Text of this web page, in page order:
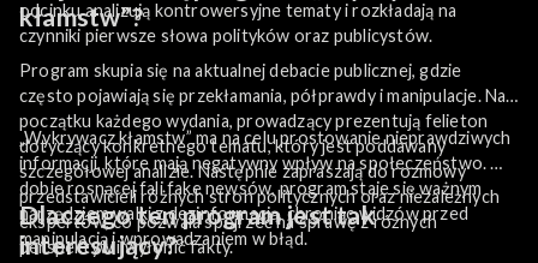
odcinku analizują kontrowersyjne tematy i rozkładają na
czynniki pierwsze słowa polityków oraz publicystów.
kłamstw”?
Program skupia się na aktualnej debacie publicznej, gdzie
często pojawiają się przekłamania, półprawdy i manipulacje. Na
początku każdego wydania, prowadzący prezentują felieton
dotyczący konkretnego tematu, który jest poddawany
szczegółowej analizie. Następnie zapraszają do rozmowy
przedstawicieli różnych stron politycznych oraz niezależnych
ekspertów, co pozwala spojrzeć na sprawę z różnych
perspektyw i wyłonić fakty.
„Wykrywacz kłamstw” ma na celu prostowanie nieprawdziwych
informacji, które mają negatywny wpływ na społeczeństwo. W
dobie rosnącej fali fake newsów, program staje się ważnym
narzędziem walki z dezinformacją, chroniąc widzów przed
manipulacją i wprowadzaniem w błąd.
Dlaczego ten program jest tak
interesujący?